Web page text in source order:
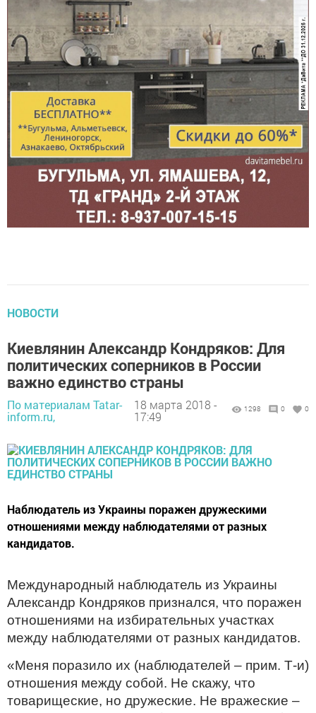
НОВОСТИ
Киевлянин Александр Кондряков: Для
политических соперников в России
важно единство страны
По материалам Tatar-
inform.ru,
18 марта 2018 -
17:49
1298 0 0
Наблюдатель из Украины поражен дружескими
отношениями между наблюдателями от разных
кандидатов.
Международный наблюдатель из Украины
Александр Кондряков признался, что поражен
отношениями на избирательных участках
между наблюдателями от разных кандидатов.
«Меня поразило их (наблюдателей – прим. Т-и)
отношения между собой. Не скажу, что
товарищеские, но дружеские. Не вражеские –